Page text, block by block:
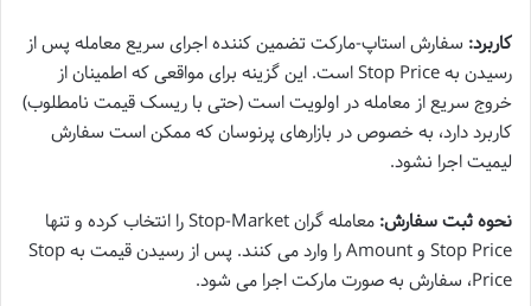
کاربرد: سفارش استاپ-مارکت تضمین کننده اجرای سریع معامله پس از
رسیدن به Stop Price است. این گزینه برای مواقعی که اطمینان از
خروج سریع از معامله در اولویت است (حتی با ریسک قیمت نامطلوب)
کاربرد دارد، به خصوص در بازارهای پرنوسان که ممکن است سفارش
لیمیت اجرا نشود.
نحوه ثبت سفارش:
معامله گران Stop-Market را انتخاب کرده و تنها
Stop Price و Amount را وارد می کنند. پس از رسیدن قیمت به Stop
Price، سفارش به صورت مارکت اجرا می شود.